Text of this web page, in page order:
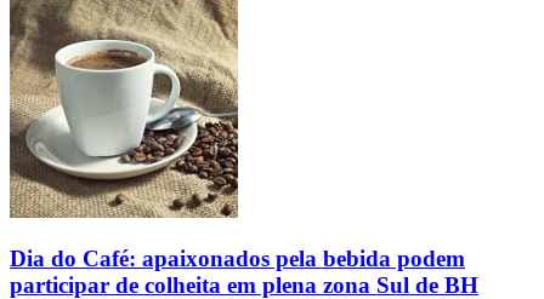
Dia do Café: apaixonados pela bebida podem
participar de colheita em plena zona Sul de BH